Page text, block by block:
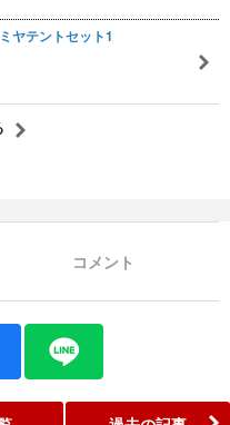
ヤテントセット1
コメント